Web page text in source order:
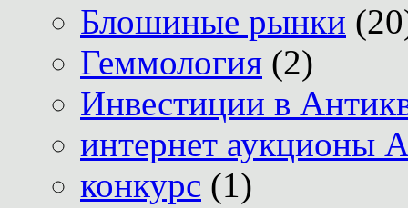
Блошиные рынки
Геммология (2)
Инвестиции в
интернет аукционы
конкурс (1)